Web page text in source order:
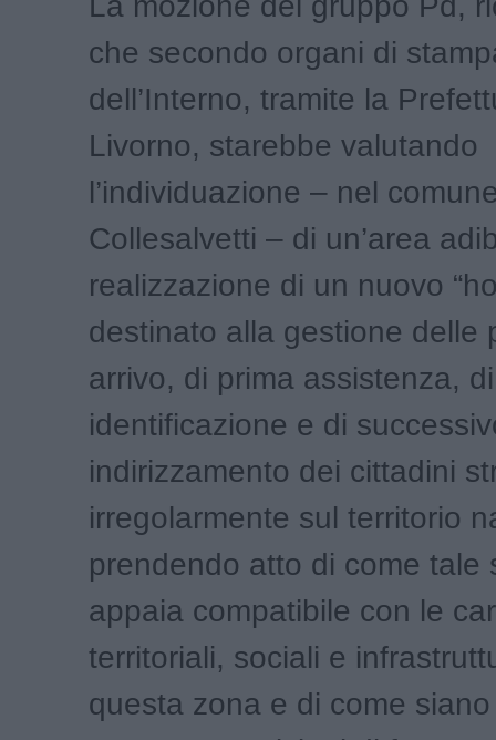
che secondo organi di
dell’Interno, tramite la
Livorno, starebbe valutando
l’individuazione – nel
Collesalvetti – di un’area
realizzazione di un nuovo
destinato alla gestione delle
arrivo, di prima assistenza, di
identificazione e di
indirizzamento dei cittadini
irregolarmente sul territorio
prendendo atto di come tale
appaia compatibile con le
territoriali, sociali e
questa zona e di come